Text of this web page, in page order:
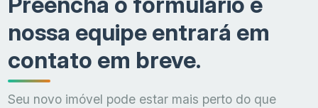
Coleção Be in Rio
nossa equipe entrará em
contato em breve.
Seu novo imóvel pode estar mais perto do que